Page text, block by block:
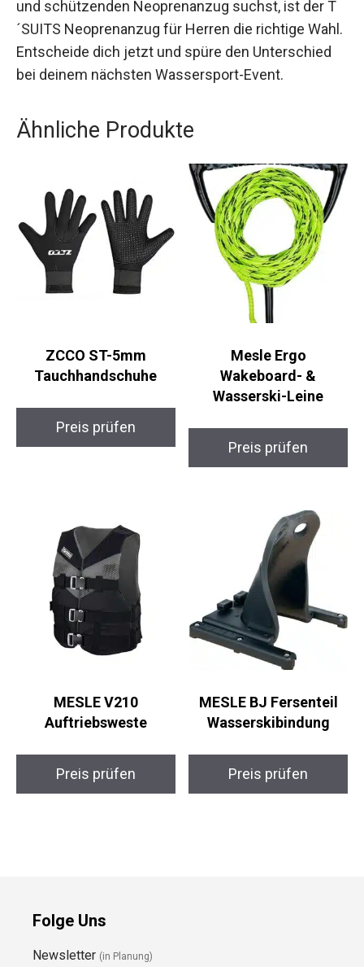
und schützenden Neoprenanzug suchst, ist der T
´SUITS Neoprenanzug für Herren die richtige Wahl.
Entscheide dich jetzt und spüre den Unterschied
bei deinem nächsten Wassersport-Event.
Ähnliche Produkte
ZCCO ST-5mm
Tauchhandschuhe
Preis prüfen
Mesle Ergo
Wakeboard- &
Wasserski-Leine
Preis prüfen
MESLE V210
Auftriebsweste
Preis prüfen
MESLE BJ Fersenteil
Wasserskibindung
Preis prüfen
Folge Uns
Newsletter (in Planung)